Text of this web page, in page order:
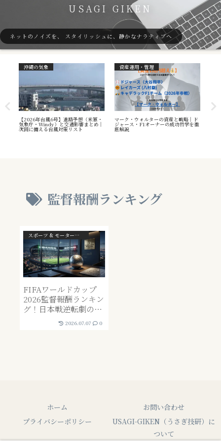
USAGI GIKEN
ネットのノイズを、 スタイリッシュに、静かなナラティブへ
沖縄の気象
【2026年台風6号】進路予想（米軍・
気象庁・Windy）と交通影響まとめ｜
次回に備える台風対策リスト
資産運用・管理
マーク・ウォルターの資産と戦略｜ド
ジャース・F1オーナーの成功哲学を徹
底解説
監督報酬ランキング
スポーツ & モータースポーツ
FIFAワールドカップ
2026監督報酬ランキン
グ！日本戦逆転劇の裏
に潜む「17億円」の投
資対効果（ROI）
2026.07.07 0
ホーム
お問い合わせ
プライバシーポリシー
USAGI-GIKEN（うさぎ技研）に
ついて